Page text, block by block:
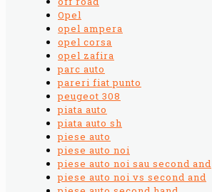
Opel
opel ampera
opel corsa
opel zafira
parc auto
pareri fiat punto
peugeot 308
piata auto
piata auto sh
piese auto
piese auto noi
piese auto noi sau second and
piese auto noi vs second and